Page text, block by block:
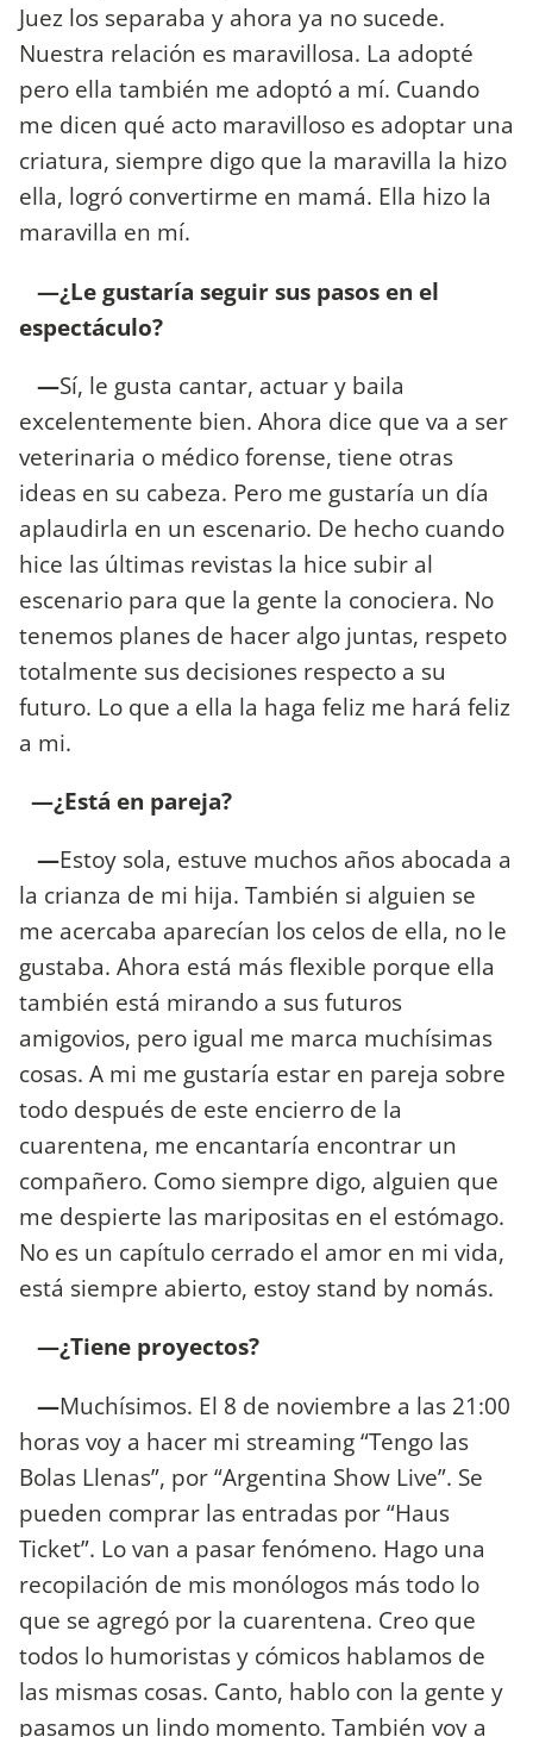
Juez los separaba y ahora ya no sucede.
Nuestra relación es maravillosa. La adopté
pero ella también me adoptó a mí. Cuando
me dicen qué acto maravilloso es adoptar una
criatura, siempre digo que la maravilla la hizo
ella, logró convertirme en mamá. Ella hizo la
maravilla en mí.
—¿Le gustaría seguir sus pasos en el
espectáculo?
—Sí, le gusta cantar, actuar y baila
excelentemente bien. Ahora dice que va a ser
veterinaria o médico forense, tiene otras
ideas en su cabeza. Pero me gustaría un día
aplaudirla en un escenario. De hecho cuando
hice las últimas revistas la hice subir al
escenario para que la gente la conociera. No
tenemos planes de hacer algo juntas, respeto
totalmente sus decisiones respecto a su
futuro. Lo que a ella la haga feliz me hará feliz
a mi.
—¿Está en pareja?
—Estoy sola, estuve muchos años abocada a
la crianza de mi hija. También si alguien se
me acercaba aparecían los celos de ella, no le
gustaba. Ahora está más flexible porque ella
también está mirando a sus futuros
amigovios, pero igual me marca muchísimas
cosas. A mi me gustaría estar en pareja sobre
todo después de este encierro de la
cuarentena, me encantaría encontrar un
compañero. Como siempre digo, alguien que
me despierte las maripositas en el estómago.
No es un capítulo cerrado el amor en mi vida,
está siempre abierto, estoy stand by nomás.
—¿Tiene proyectos?
—Muchísimos. El 8 de noviembre a las 21:00
horas voy a hacer mi streaming “Tengo las
Bolas Llenas”, por “Argentina Show Live”. Se
pueden comprar las entradas por “Haus
Ticket”. Lo van a pasar fenómeno. Hago una
recopilación de mis monólogos más todo lo
que se agregó por la cuarentena. Creo que
todos lo humoristas y cómicos hablamos de
las mismas cosas. Canto, hablo con la gente y
pasamos un lindo momento. También voy a